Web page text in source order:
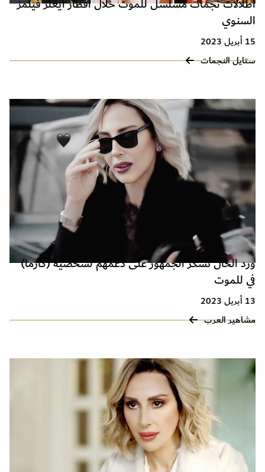
اطلالات نجمات مسلسل للموت خلال افطار ايغلز فيلمز
السنوي
15 أبريل 2023
ستايل النجمات
ورد الخال تشكر الجمهور على دعمهم لشخصية (كارما)
في للموت
13 أبريل 2023
مشاهير العرب